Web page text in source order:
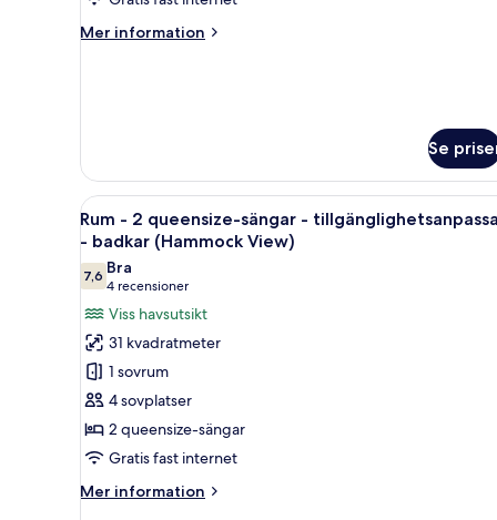
(Waterfront)
Mer information
Mer
säng
(Waterfront)
Se
Öppna
alla
foton
för
Rum
-
2
queensize-
sängar
-
tillgänglighetsanpassat
-
Ett hotellrum med två
6
Rum - 2 queensize-sängar -
- badkar (Hammock View)
7,67,6 av 10
Bra
4 recensioner
(4 recensioner)
Viss havsutsikt
31 kvadratmeter
1 sovrum
4 sovplatser
2 queensize-sängar
Gratis fast internet
Mer information
Mer